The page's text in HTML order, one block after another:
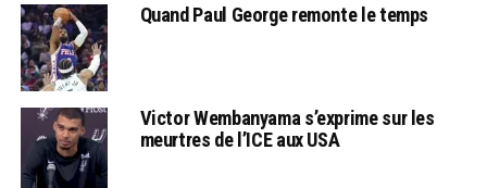
Quand Paul George remonte le temps
Victor Wembanyama s’exprime sur les
meurtres de l’ICE aux USA